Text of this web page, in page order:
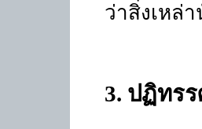
ว่าสิ่งเหล่
3. ปฏิทร